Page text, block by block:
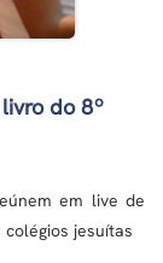
do 8º
em live de
jesuítas